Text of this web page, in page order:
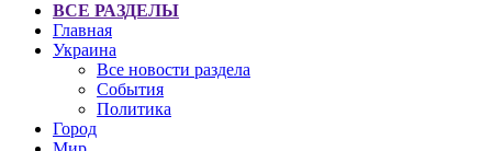
ВСЕ РАЗДЕЛЫ
Главная
Украина
Все новости раздела
События
Политика
Город